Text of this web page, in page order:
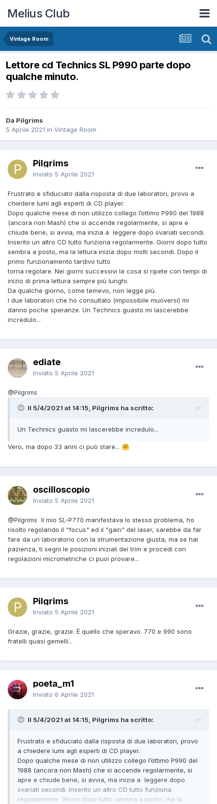
Melius Club
Vintage Room
Lettore cd Technics SL P990 parte dopo
qualche minuto.
Da Pilgrims
5 Aprile 2021 in Vintage Room
Pilgrims
Inviato 5 Aprile 2021
Frustrato e sfiduciato dalla risposta di due laboratori, provo a
chiedere lumi agli esperti di CD player.
Dopo qualche mese di non utilizzo collego l’ottimo P990 del 1988
(ancora non Mash) che si accende regolarmente, si apre e
chiude bene, si avvia, ma inizia a leggere dopo svariati secondi.
Inserito un altro CD tutto funziona regolarmente. Giorni dopo tutto
sembra a posto, ma la lettura inizia dopo molti secondi. Dopo il
primo funzionamento tardivo tutto
torna regolare. Nei giorni successivi la cosa si ripete con tempi di
inizio di prima lettura sempre più lunghi.
Da qualche giorno, come temevo, non legge più.
I due laboratori che ho consultato (impossibile muoversi) mi
danno poche speranze. Un Technics guasto mi lascerebbe
incredulo...
ediate
Inviato 5 Aprile 2021
@Pilgrims
Il 5/4/2021 at 14:15, Pilgrims ha scritto:
Un Technics guasto mi lascerebbe incredulo...
Vero, ma dopo 33 anni ci può stare... 🤗
oscilloscopio
Inviato 5 Aprile 2021
@Pilgrims Il mio SL-P770 manifestava lo stesso problema, ho
risolto regolando il "focus" ed il "gain" del laser, sarebbe da far
fare da un laboratorio con la strumentazione giusta, ma se hai
pazienza, ti segni le posizioni iniziali dei trim e procedi con
regolazioni micrometriche ci puoi provare...
Pilgrims
Inviato 5 Aprile 2021
Grazie, grazie, grazie. È quello che speravo. 770 e 990 sono
fratelli quasi gemelli...
poeta_m1
Inviato 6 Aprile 2021
Il 5/4/2021 at 14:15, Pilgrims ha scritto:
Frustrato e sfiduciato dalla risposta di due laboratori, provo
a chiedere lumi agli esperti di CD player.
Dopo qualche mese di non utilizzo collego l’ottimo P990 del
1988 (ancora non Mash) che si accende regolarmente, si
apre e chiude bene, si avvia, ma inizia a leggere dopo
svariati secondi. Inserito un altro CD tutto funziona
regolarmente. Giorni dopo tutto sembra a posto, ma la